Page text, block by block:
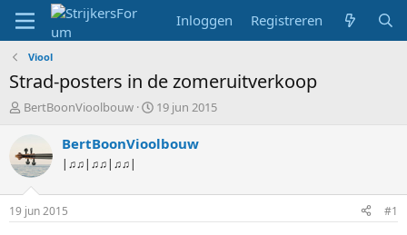
Inloggen Registreren
Viool
Strad-posters in de zomeruitverkoop
T
i
c
s
t
a
BertBoonVioolbouw
S
a
t
19 jun 2015
BertBoonVioolbouw
|♫♫|♫♫|♫♫|
19 jun 2015 #1